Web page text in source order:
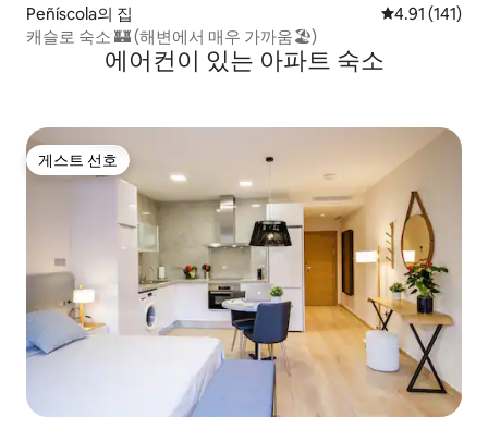
Peñíscola의 집 평점 4.91점(5
4.91 (141)
캐슬로 숙소 🏰 (해변에서 매우 가까움🏖)
에어컨이 있는 아파트 숙소
게스트 선호
게스트 선호